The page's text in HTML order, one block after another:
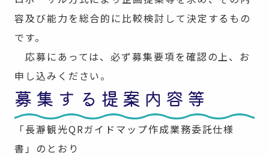
容及び能力を総合的に比較検討して決定するもの
です。
応募にあっては、必ず募集要項を確認の上、お
申し込みください。
募集する提案内容等
「長瀞観光QRガイドマップ作成業務委託仕様
書」のとおり